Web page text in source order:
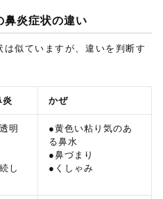
鼻炎症状の違い
似ていますが、違いを判断す
炎 かぜ
明
し
●黄色い粘り気のあ
る鼻水
●鼻づまり
●くしゃみ